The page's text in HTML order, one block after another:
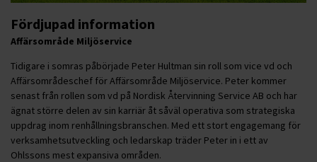
Fördjupad information
Affärsområde Miljöservice
Tidigare i somras påbörjade Peter Hultman sin roll som vice vd och
Affärsområdeschef för Affärsområde Miljöservice. Peter kommer
senast från rollen som vd på Nordisk Återvinning Service AB och har
ägnat större delen av sin karriär åt såväl operativa som strategiska
uppdrag inom renhållningsbranschen. Med ett stort engagemang för
verksamhetsutveckling och ledarskap träder Peter in i ett av
Ohlssons mest expansiva områden.